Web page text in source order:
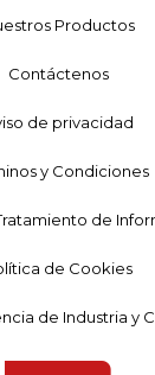
Productos
Contáctenos
de privacidad
y Condiciones
de
de Cookies
de Industria y